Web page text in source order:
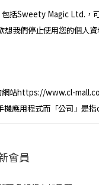
括Sweety Magic Ltd.，
想我們停止使用您的個人
站https://www.cl-
機應用程式而「公司 」是
會員